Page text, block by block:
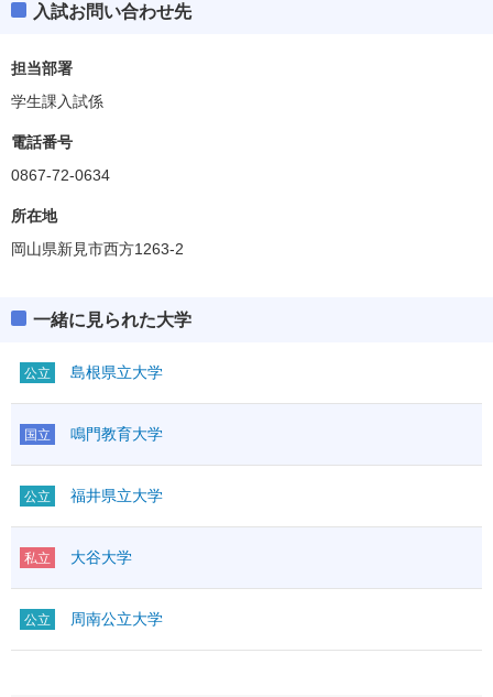
入試お問い合わせ先
担当部署
学生課入試係
電話番号
0867-72-0634
所在地
岡山県新見市西方1263-2
一緒に見られた大学
公立 島根県立大学
国立 鳴門教育大学
公立 福井県立大学
私立 大谷大学
公立 周南公立大学